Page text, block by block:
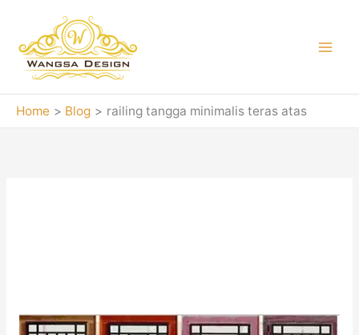
content
Home Blog railing tangga minimalis teras atas
Teralis